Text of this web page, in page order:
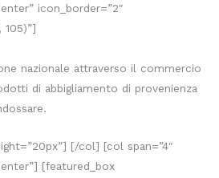
icon_border=”2″
nazionale attraverso il commercio
di abbigliamento di provenienza
[/col] [col span=”4″
[featured_box